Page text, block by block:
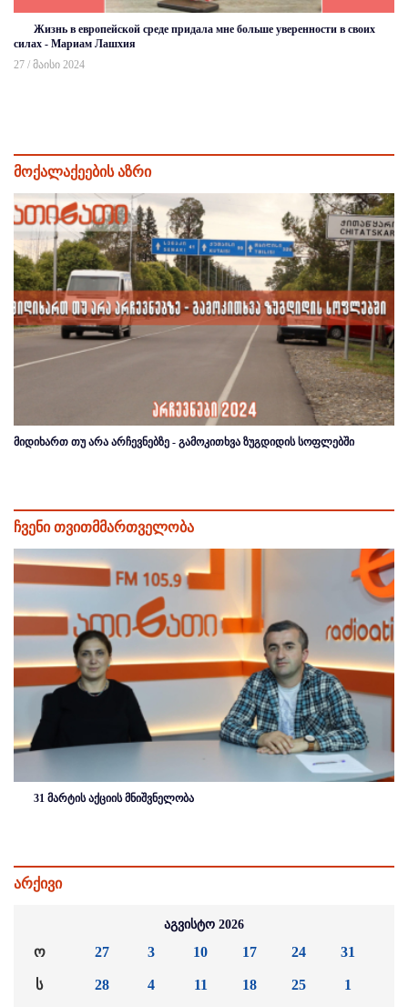
Жизнь в европейской среде придала мне больше уверенности в своих
силах - Мариам Лашхия
27 / მაისი 2024
მოქალაქეების აზრი
მიდიხართ თუ არა არჩევნებზე - გამოკითხვა ზუგდიდის სოფლებში
ჩვენი თვითმმართველობა
31 მარტის აქციის მნიშვნელობა
არქივი
აგვისტო 2026
ო
ს
27
28
3
4
10
11
17
18
24
25
31
1